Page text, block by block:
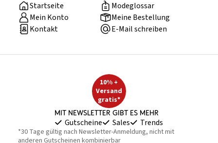
Startseite
Modeglossar
Mein Konto
Meine Bestellung
Kontakt
E-Mail schreiben
10% +
Versand
gratis*
Mit Newsletter gibt es mehr
Gutscheine Sales Trends
*30 Tage gültig nach Newsletter-Anmeldung, nicht mit
anderen Gutscheinen kombinierbar